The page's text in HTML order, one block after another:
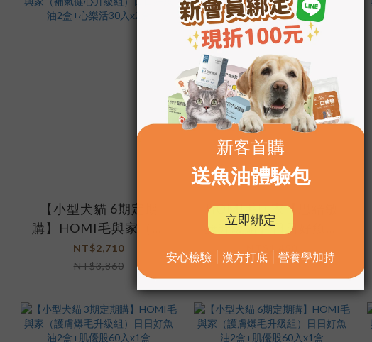
【小型犬貓 6期定期
購】HOMI毛與家（補
氣健心升級組）日日好
魚油2盒+心樂活30入x2
NT$2,710
NT$3,860
HOMI毛與家【思緒敏
捷升級組】日日好魚油
+智多星
NT$1,450
NT$1,930